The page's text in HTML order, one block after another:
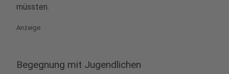
müssten.
Anzeige
Begegnung mit Jugendlichen